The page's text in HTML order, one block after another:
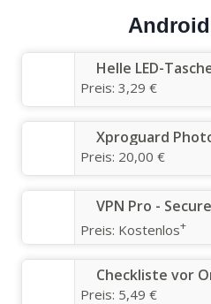
Helle LED-
Preis: 3,29 €
Xproguard
Preis: 20,00 €
VPN Pro -
Preis: Kostenlos+
Checkliste vor
Preis: 5,49 €